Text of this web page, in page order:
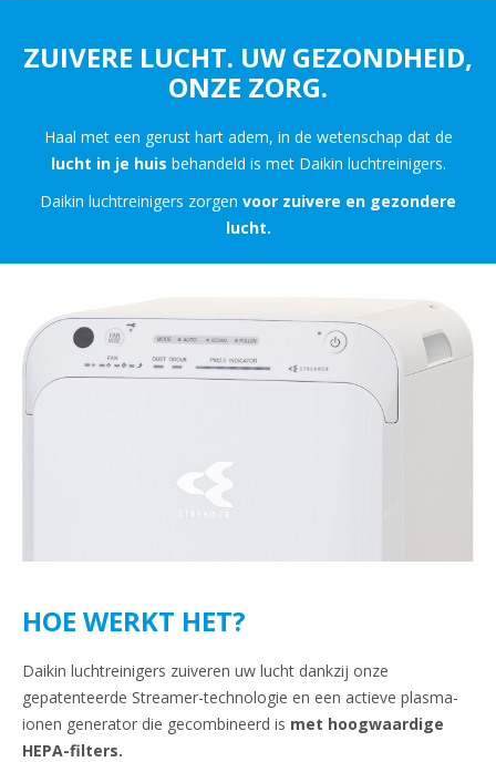
ZUIVERE LUCHT. UW GEZONDHEID,
ONZE ZORG.
Haal met een gerust hart adem, in de wetenschap dat de
lucht in je huis behandeld is met Daikin luchtreinigers.
Daikin luchtreinigers zorgen voor zuivere en gezondere
lucht.
HOE WERKT HET?
Daikin luchtreinigers zuiveren uw lucht dankzij onze
gepatenteerde Streamer-technologie en een actieve plasma-
ionen generator die gecombineerd is met hoogwaardige
HEPA-filters.